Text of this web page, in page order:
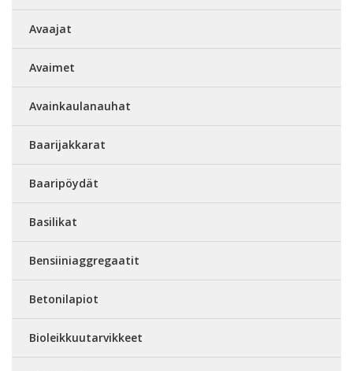
Avaajat
Avaimet
Avainkaulanauhat
Baarijakkarat
Baaripöydät
Basilikat
Bensiiniaggregaatit
Betonilapiot
Bioleikkuutarvikkeet